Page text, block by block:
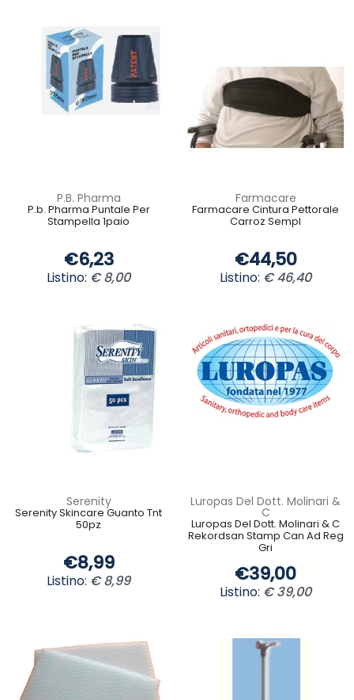
P.B. Pharma
P.b. Pharma Puntale Per
Stampella 1paio
€6,23
Listino: € 8,00
Farmacare
Farmacare Cintura Pettorale
Carroz Sempl
€44,50
Listino: € 46,40
Serenity
Serenity Skincare Guanto Tnt
50pz
€8,99
Listino: € 8,99
Luropas Del Dott. Molinari &
C
Luropas Del Dott. Molinari & C
Rekordsan Stamp Can Ad Reg
Gri
€39,00
Listino: € 39,00